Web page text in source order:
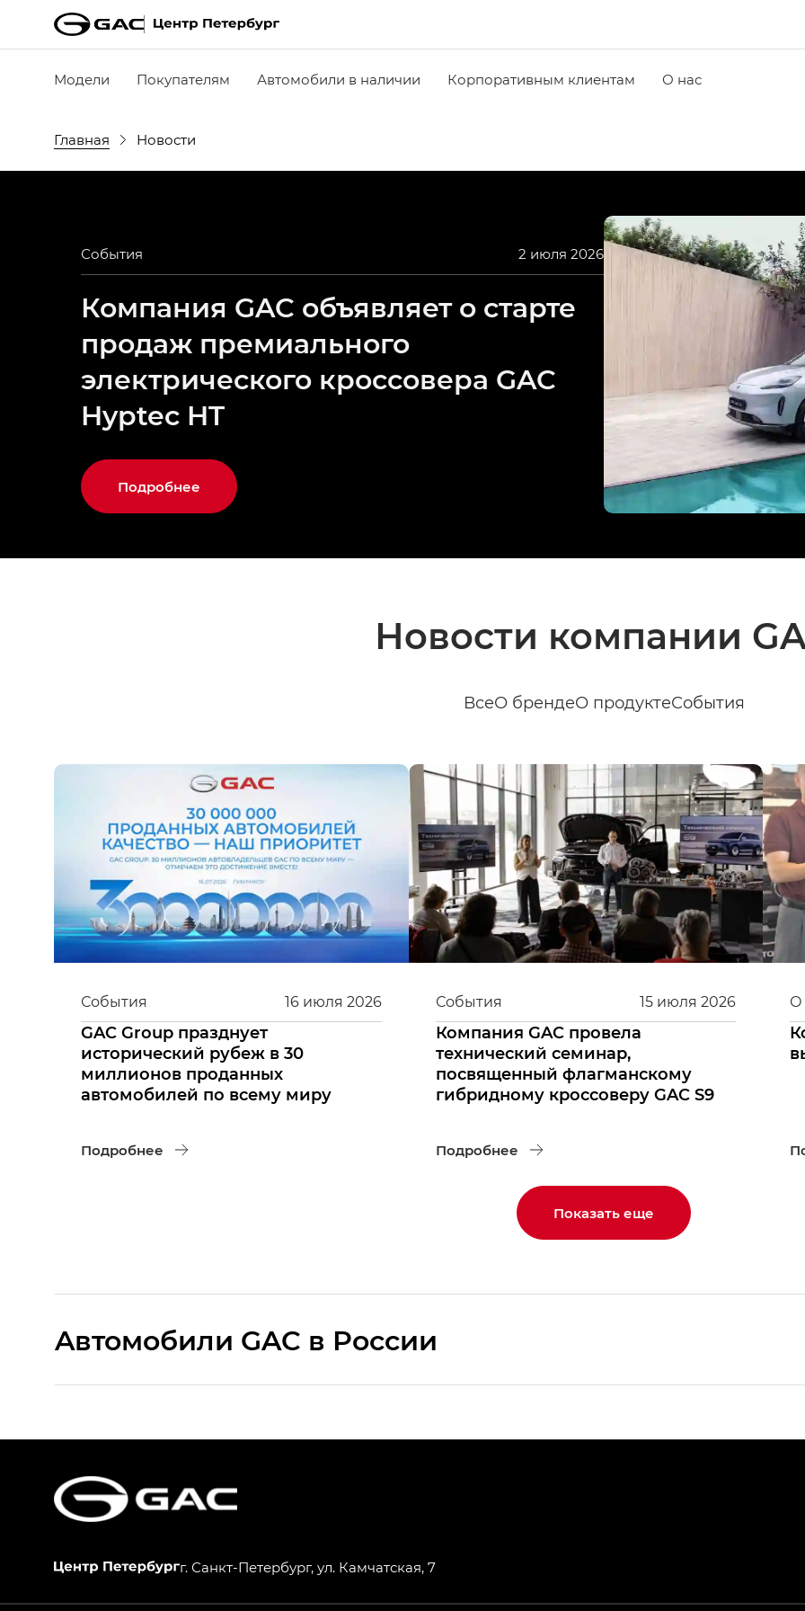
Модели Покупателям Автомобили в наличии Корпоративным клиентам О нас
Главная Новости
События 2 июля 2026
Компания GAC объявляет о старте
продаж премиального
электрического кроссовера GAC
Hyptec HT
Подробнее
Новости компании
ВсеО брендеО продуктеСобытия
16 июля 2026
События
GAC Group празднует
исторический рубеж в 30
миллионов проданных
автомобилей по всему миру
Подробнее
15 июля 2026
События
Компания GAC провела
технический семинар,
посвященный флагманскому
гибридному кроссоверу GAC S9
Подробнее
О
Показать еще
Aвтомобили GAC в России
HYPTEC HT — Хайптек Эйч Ти (HYPTEC HT) в комплектации Экс ПРЕМИУМ — EX PREMIUM
г. Санкт-Петербург, ул. Камчатская, 7